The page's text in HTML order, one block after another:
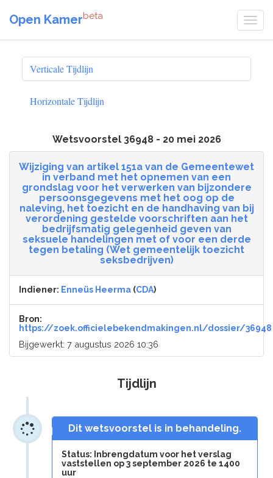
Open Kamerbeta
Verticale Tijdlijn
Horizontale Tijdlijn
Wetsvoorstel 36948 - 20 mei 2026
Wijziging van artikel 151a van de Gemeentewet
in verband met het opnemen van een
grondslag voor het verwerken van bijzondere
persoonsgegevens met het oog op de
naleving, het toezicht en de handhaving van bij
verordening gestelde voorschriften aan het
bedrijfsmatig gelegenheid geven van
seksuele handelingen met of voor een derde
tegen betaling (Wet gemeentelijk toezicht
seksbedrijven)
Indiener: Enneüs Heerma (CDA)
Bron:
https://zoek.officielebekendmakingen.nl/dossier/36948
Bijgewerkt: 7 augustus 2026 10:36
Tijdlijn
Dit wetsvoorstel is in behandeling.
Status: Inbrengdatum voor het verslag
vaststellen op 3 september 2026 te 1400
uur